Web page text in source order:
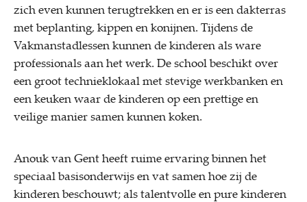
zich even kunnen terugtrekken en er is een dakterras
met beplanting, kippen en konijnen. Tijdens de
Vakmanstadlessen kunnen de kinderen als ware
professionals aan het werk. De school beschikt over
een groot technieklokaal met stevige werkbanken en
een keuken waar de kinderen op een prettige en
veilige manier samen kunnen koken.
Anouk van Gent heeft ruime ervaring binnen het
speciaal basisonderwijs en vat samen hoe zij de
kinderen beschouwt; als talentvolle en pure kinderen